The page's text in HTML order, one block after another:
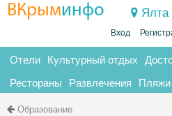
ВКрыминфо Ялта
Вход
Отели Культурный отдых
Рестораны Развлечения Пляжи
Образование